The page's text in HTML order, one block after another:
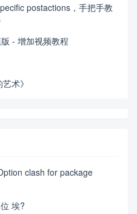
postactions，手把手教
- 增加视频教程
术》
clash for package
埃?